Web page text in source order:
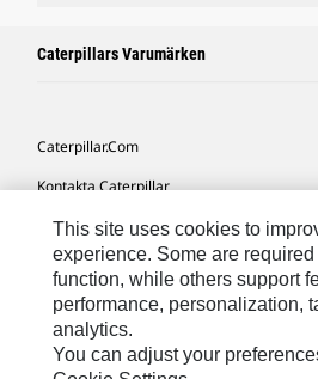
Caterpillars Varumärken
Caterpillar.com
Kontakta Caterpillar
Mina Marknadsföringspreferenser
Platskarta
Cookie Settings
Juridiskt
This site uses cookies to
experience. Some are
function, while others support
performance, personalization,
analytics.
You can adjust your